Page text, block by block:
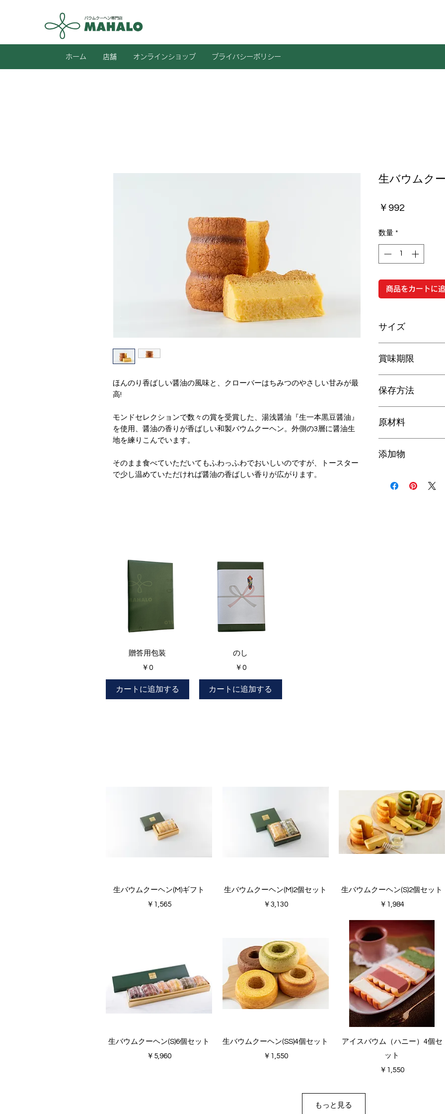
ホーム 店舗 オンラインショップ プライバシーポリシー
ほんのり香ばしい醤油の風味と、クローバーはちみつのやさしい甘みが最
高!
モンドセレクションで数々の賞を受賞した、湯浅醤油『生一本黒豆醤油』
を使用、醤油の香りが香ばしい和製バウムクーヘン。外側の3層に醤油生
地を練りこんでいます。
そのまま食べていただいてもふわっふわでおいしいのですが、トースター
で少し温めていただければ醤油の香ばしい香りが広がります。
生バウムク
￥992
数量 *
商品をカートに
サイズ
※手作業で製造し
賞味期限
の保存で最長4日。
保存方法
原材料
粉、醤油（大豆含
添加物
V.B2、カロチン）
クイックビュー
贈答用包装
価格
￥0
カートに追加する
クイックビュー
のし
価格
￥0
カートに追加する
クイックビュー
生バウムクーヘン(M)ギフト
価格
￥1,565
クイックビュー
生バウムクーヘン(M)2個セット
価格
￥3,130
クイックビュー
生バウムクーヘン(S)2個セット
価格
￥1,984
クイックビュー
生バウムクーヘン(S)6個セット
価格
￥5,960
クイックビュー
生バウムクーヘン(SS)4個セット
価格
￥1,550
クイックビュー
アイスバウム（ハニー）4個セ
ット
価格
￥1,550
もっと見る